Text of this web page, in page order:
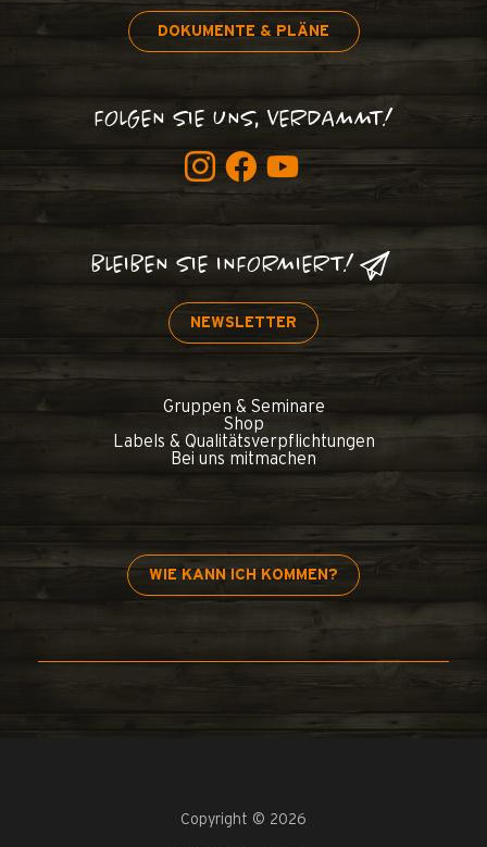
DOKUMENTE & PLÄNE
FOLGEN SIE UNS, VERDAMMT!
BLEIBEN SIE INFORMIERT!
NEWSLETTER
Gruppen & Seminare
Shop
Labels & Qualitätsverpflichtungen
Bei uns mitmachen
WIE KANN ICH KOMMEN?
Copyright © 2026